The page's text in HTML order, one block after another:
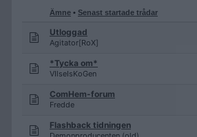
Ämne • Senast startade trådar
Utloggad
Agitator[RoX]
*Tycka om*
VIlseIsKoGen
ComHem-forum
Fredde
Flashback tidningen